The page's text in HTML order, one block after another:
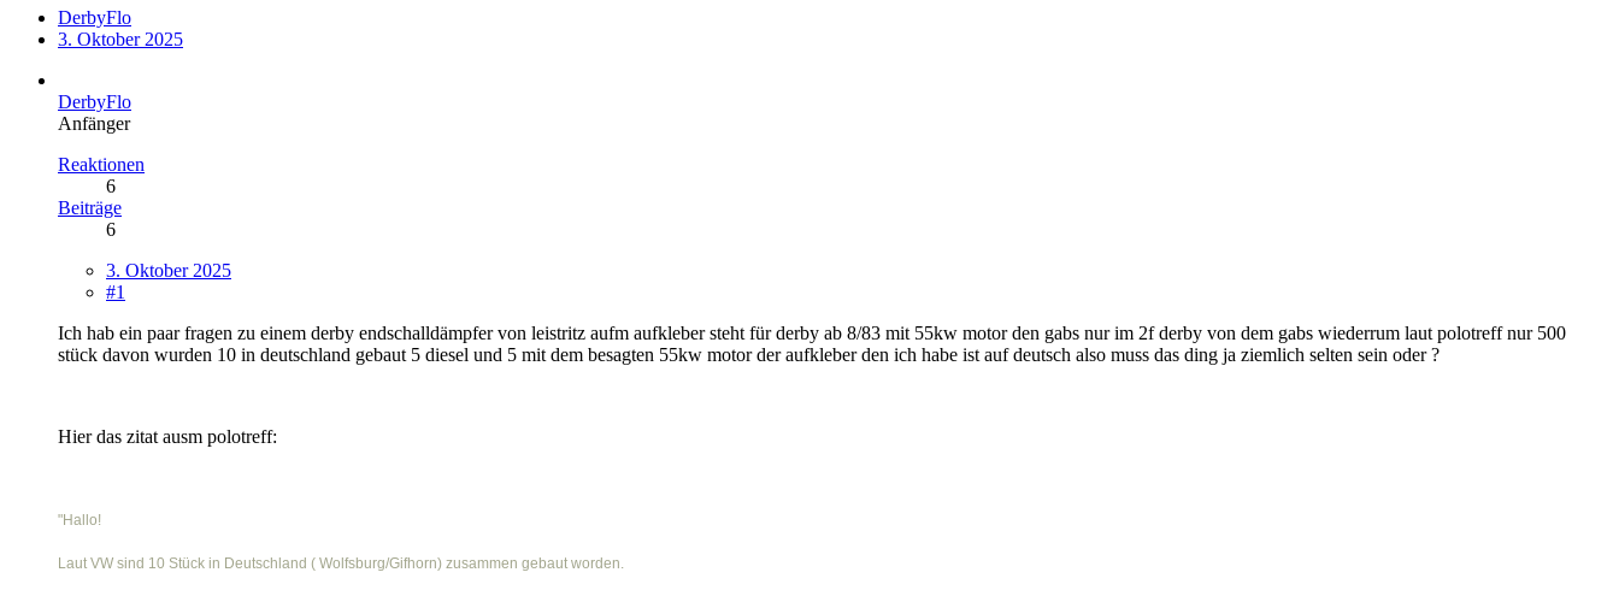
DerbyFlo
3. Oktober 2025
DerbyFlo
Anfänger
Reaktionen
6
Beiträge
6
3. Oktober 2025
#1
Ich hab ein paar fragen zu einem derby endschalldämpfer von leistritz aufm aufkleber steht für derby ab 8/83 mit 55kw motor den gabs nur im 2f derby von dem gabs wiederrum laut polotreff nur 500
stück davon wurden 10 in deutschland gebaut 5 diesel und 5 mit dem besagten 55kw motor der aufkleber den ich habe ist auf deutsch also muss das ding ja ziemlich selten sein oder ?
Hier das zitat ausm polotreff:
"Hallo!
Laut VW sind 10 Stück in Deutschland ( Wolfsburg/Gifhorn) zusammen gebaut worden.